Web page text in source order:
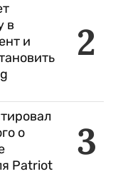
2
в
и
3
о
Patriot